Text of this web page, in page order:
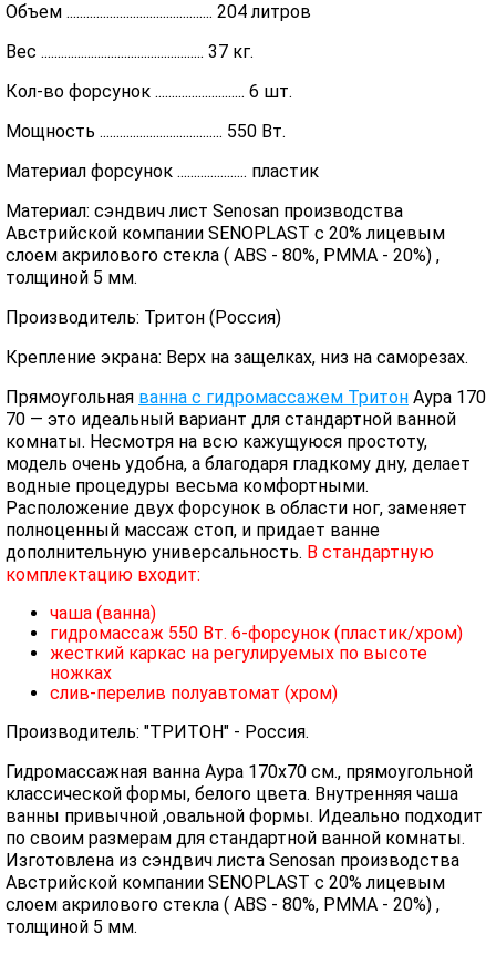
Объем ............................................ 204 литров
Вес ................................................. 37 кг.
Кол-во форсунок ........................... 6 шт.
Мощность ..................................... 550 Вт.
Материал форсунок ..................... пластик
Материал: сэндвич лист Senosan производства
Австрийской компании SENOPLAST c 20% лицевым
слоем акрилового стекла ( ABS - 80%, PMMA - 20%) ,
толщиной 5 мм.
Производитель: Тритон (Россия)
Крепление экрана: Верх на защелках, низ на саморезах.
Прямоугольная ванна с гидромассажем Тритон Аура 170
70 — это идеальный вариант для стандартной ванной
комнаты. Несмотря на всю кажущуюся простоту,
модель очень удобна, а благодаря гладкому дну, делает
водные процедуры весьма комфортными.
Расположение двух форсунок в области ног, заменяет
полноценный массаж стоп, и придает ванне
дополнительную универсальность. В стандартную
комплектацию входит:
чаша (ванна)
гидромассаж 550 Вт. 6-форсунок (пластик/хром)
жесткий каркас на регулируемых по высоте
ножках
слив-перелив полуавтомат (хром)
Производитель: "ТРИТОН" - Россия.
Гидромассажная ванна Аура 170х70 см., прямоугольной
классической формы, белого цвета. Внутренняя чаша
ванны привычной ,овальной формы. Идеально подходит
по своим размерам для стандартной ванной комнаты.
Изготовлена из сэндвич листа Senosan производства
Австрийской компании SENOPLAST c 20% лицевым
слоем акрилового стекла ( ABS - 80%, PMMA - 20%) ,
толщиной 5 мм.